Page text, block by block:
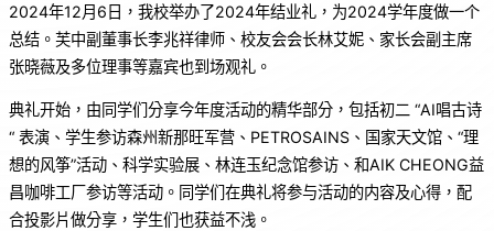
c
e
b
o
o
k
at
s
A
p
p
C
h
at
2024年12月6日，我校举办了2024年结业礼，为2024学年度做一个
总结。芙中副董事长李兆祥律师、校友会会长林艾妮、家长会副主席
张晓薇及多位理事等嘉宾也到场观礼。
典礼开始，由同学们分享今年度活动的精华部分，包括初二 “AI唱古诗
“ 表演、学生参访森州新那旺军营、PETROSAINS、国家天文馆、“理
想的风筝”活动、科学实验展、林连玉纪念馆参访、和AIK CHEONG益
昌咖啡工厂参访等活动。同学们在典礼将参与活动的内容及心得，配
合投影片做分享，学生们也获益不浅。